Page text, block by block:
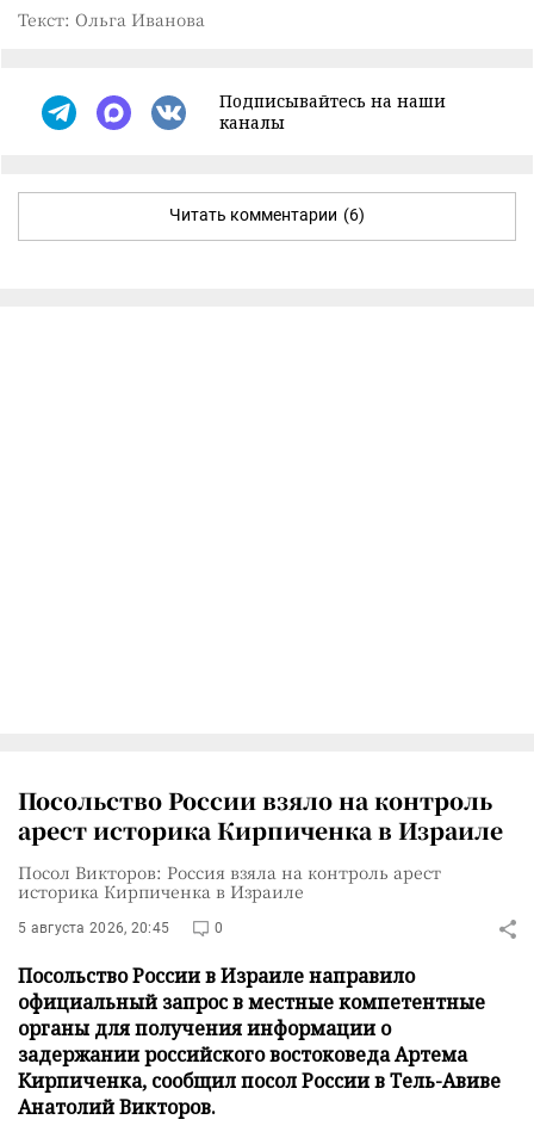
Текст: Ольга Иванова
Подписывайтесь на наши
каналы
Читать комментарии (6)
Посольство России взяло на контроль
арест историка Кирпиченка в Израиле
Посол Викторов: Россия взяла на контроль арест
историка Кирпиченка в Израиле
5 августа 2026, 20:45 0
Посольство России в Израиле направило
официальный запрос в местные компетентные
органы для получения информации о
задержании российского востоковеда Артема
Кирпиченка, сообщил посол России в Тель-Авиве
Анатолий Викторов.